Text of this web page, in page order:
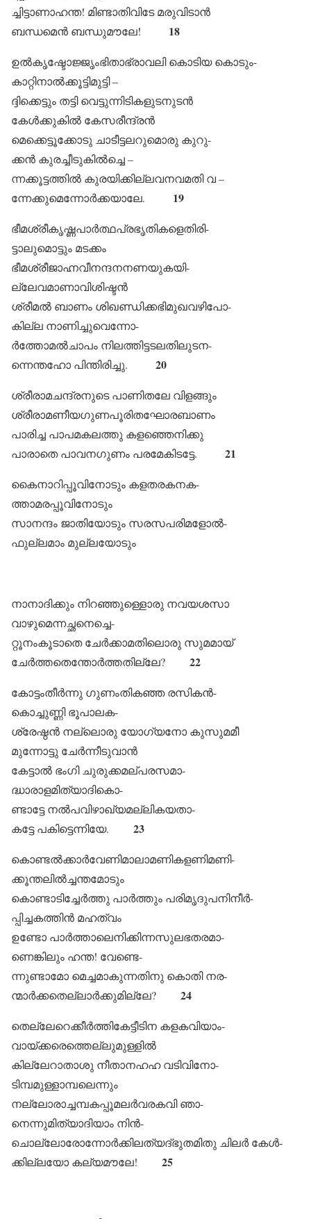
ച്ചിട്ടാണാഹന്ത! മിണ്ടാതിവിടേ മരുവിടാൻ
ബന്ധമെൻ ബന്ധുമൗലേ!
18
ഉൽകൃഷ്ടോജ്ജൃംഭിതാഭ്രാവലി കൊടിയ കൊടും-
കാറ്റിനാൽക്കൂട്ടിമുട്ടി –
ദ്ദിക്കെട്ടും തട്ടി വെട്ടുന്നിടികളുടനുടൻ
കേൾക്കുകിൽ കേസരീന്ദ്രൻ
മെക്കെട്ടൂക്കോടു ചാടീട്ടലറുമൊരു കുറു-
ക്കൻ കുരച്ചീടുകിൽച്ചെ –
ന്നക്കൂട്ടത്തിൽ കുരയിക്കില്ലവനവമതി വ –
ന്നേക്കുമെന്നോർക്കയാലേ.
19
ഭീമശ്രീകൃഷ്ണപാർത്ഥപ്രഭൃതികളെതിരി-
ട്ടാലുമൊട്ടും മടക്കം
ഭീമശ്രീജാഹ്നവീനന്ദനനണയുകയി-
ല്ലേവമാണാവിശിഷ്ടൻ
ശ്രീമൽ ബാണം ശിഖണ്ഡിക്കഭിമുഖവഴിപോ-
കില്ല നാണിച്ചുവെന്നോ-
ർത്തോമൽചാപം നിലത്തിട്ടടലതിലുടന-
ന്നെന്തഹോ പിന്തിരിച്ചു.
20
ശ്രീരാമചന്ദ്രനുടെ പാണിതലേ വിളങ്ങും
ശ്രീരാമണീയഗുണപൂരിതഘോരബാണം
പാരിച്ച പാപമകലത്തു കളഞ്ഞെനിക്കു
പാരാതെ പാവനഗുണം പരമേകിടട്ടേ.
21
കൈനാറിപ്പൂവിനോടും കളതരകനക-
ത്താമരപ്പൂവിനോടും
സാനന്ദം ജാതിയോടും സരസപരിമളോൽ-
ഫുല്ലമാം മുല്ലയോടും
നാനാദിക്കും നിറഞ്ഞുള്ളൊരു നവയശസാ
വാഴുമെന്നച്ഛനെച്ചെ-
റ്റൂനംകൂടാതെ ചേർക്കാമതിലൊരു സുമമായ്
ചേർത്തതെന്തോർത്തതില്ലേ?
22
കോട്ടംതീർന്നു ഗുണംതികഞ്ഞ രസികൻ-
കൊച്ചുണ്ണി ഭൂപാലക-
ശ്രേഷ്ഠൻ നല്ലൊരു യോഗ്യനോ കുസുമമീ
മുന്നോട്ടു ചേർന്നീടുവാൻ
കേട്ടാൽ ഭംഗി ചുരുക്കമല്പരസമാ-
ദ്ധാരാളമിത്യാദികൊ-
ണ്ടാട്ടേ നൽപവിഴാഖ്യമല്ലികയതാ-
കട്ടേ പകിട്ടെന്നിയേ.
23
കൊണ്ടൽക്കാർവേണിമാലാമണികളണിമണി-
ക്കൂന്തലിൽച്ചന്തമോടും
കൊണ്ടാടിച്ചേർത്തു പാർത്തും പരിമൃദുപനിനീർ-
പ്പിച്ചകത്തിൻ മഹത്വം
ഉണ്ടോ പാർത്താലെനിക്കിന്നസുലഭതരമാ-
ണെങ്കിലും ഹന്ത! വേണ്ടെ-
ന്നുണ്ടാമോ മെച്ചമാകുന്നതിനു കൊതി നര-
ന്മാർക്കതെല്ലാർക്കുമില്ലേ?
24
തെല്ലേറെക്കീർത്തികേട്ടീടിന കളകവിയാം-
വായ്ക്കരെത്തെല്ലുമുള്ളിൽ
കില്ലേറാതാശു നീതാനഹഹ വടിവിനോ-
ടിമ്പമുള്ളാമ്പലെന്നും
നല്ലോരാച്ചമ്പകപ്പൂമലർവരകവി ഞാ-
നെന്നുമിത്യാദിയാം നിൻ-
ചൊല്ലോരോന്നോർക്കിലത്യദ്ഭുതമിതു ചിലർ കേൾ-
ക്കില്ലയോ കല്യമൗലേ!
25